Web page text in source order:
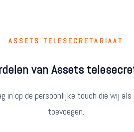
ASSETS TELESECRETARIAAT
van Assets
in op de persoonlijke touch die wij als
toevoegen.